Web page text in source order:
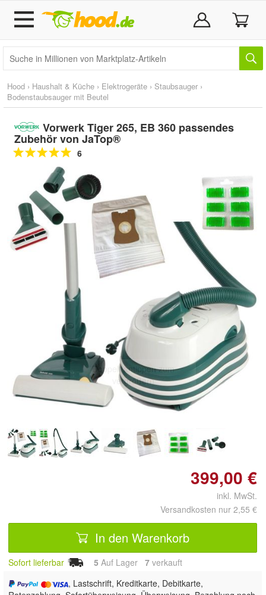
Hood › Haushalt & Küche › Elektrogeräte › Staubsauger ›
Bodenstaubsauger mit Beutel
Vorwerk Tiger 265, EB 360 passendes
Zubehör von JaTop®
6
Doppelt antippen zum
vergrößern
399,00 €
inkl. MwSt.
Versandkosten nur 2,55 €
In den Warenkorb
Sofort lieferbar 5 Auf Lager 7 verkauft
, Lastschrift, Kreditkarte, Debitkarte,